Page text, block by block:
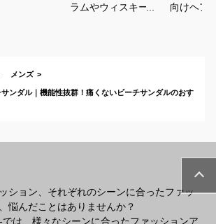
ラムやウィスキーな
向けヘア
メンズ
ンダル｜機能性抜群！痛くないビーチサンダルのおす
ション、それぞれのシーンに合ったファッ
悩んだことはありませんか？
は、様々なシーンに合ったファッションア